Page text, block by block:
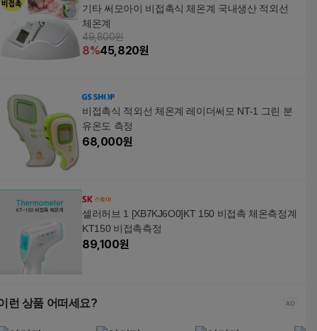
기타 써모아이 비접촉식 체온계 국내생산 적외선
체온계
49,800원
8%45,820원
비접촉식 적외선 체온계 레이더써모 NT-1 그린 분
유온도 측정
68,000원
셀러허브 1 [XB7KJ6O0]KT 150 비접촉 체온측정계
KT150 비접촉측정
89,100원
런 상품 어떠세요?